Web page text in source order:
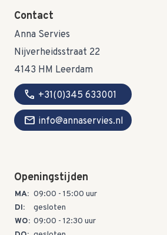
Contact
Anna Servies
Nijverheidsstraat 22
4143 HM Leerdam
call +31(0)345 633001
mail info@annaservies.nl
Openingstijden
MA: 09:00 - 15:00 uur
DI:
gesloten
WO: 09:00 - 12:30 uur